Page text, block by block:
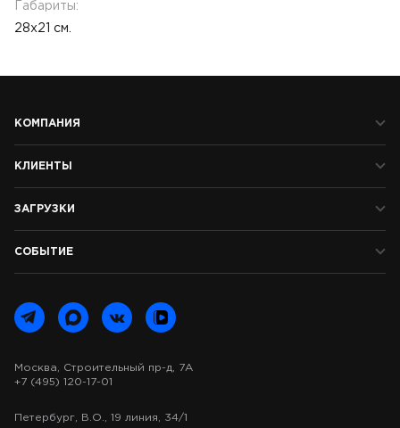
Габариты:
28х21 см.
Москва, Строительный пр-д, 7А
+7 (495) 120-17-01
Петербург, В.О., 19 линия, 34/1
КОМПАНИЯ
КЛИЕНТЫ
ЗАГРУЗКИ
СОБЫТИЕ